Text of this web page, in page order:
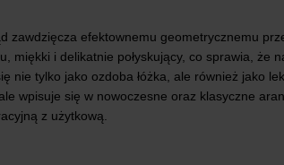
zawdzięcza efektownemu geometrycznemu
miękki i delikatnie połyskujący, co sprawia, że
tylko jako ozdoba łóżka, ale również jako
wpisuje się w nowoczesne oraz klasyczne
z użytkową.